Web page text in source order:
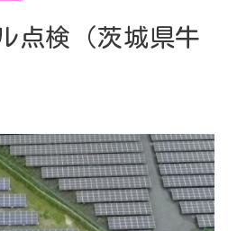
点検（茨城県牛